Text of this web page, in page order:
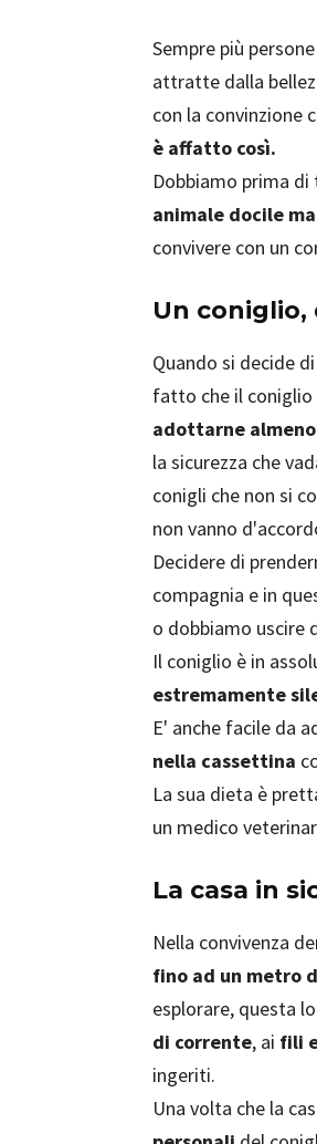
Sempre più
attratte dalla
con la convinzione
è affatto così.
Dobbiamo prima
animale docile
convivere con un
Un coniglio,
Quando si decide
fatto che il coniglio
adottarne
la sicurezza che
conigli che non si
non vanno
Decidere di
compagnia e in
o dobbiamo uscire
Il coniglio è in
estremamente
E' anche facile da
nella cassettina
La sua dieta è
un medico
La casa in
Nella convivenza
fino ad un metro
esplorare, questa
di corrente, ai fili
ingeriti.
Una volta che la